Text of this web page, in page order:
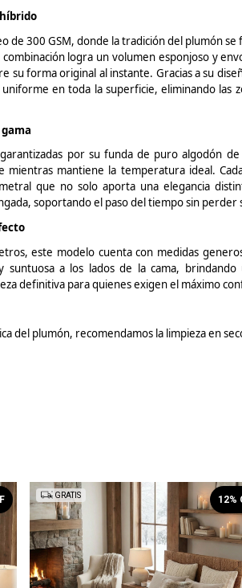
de 300 GSM, donde la tradición del plumón se
logra un volumen esponjoso y
su forma original al instante. Gracias a su
en toda la superficie, eliminando las
por su funda de puro algodón
mantiene la temperatura ideal.
que no solo aporta una elegancia
soportando el paso del tiempo sin perder
este modelo cuenta con medidas
suntuosa a los lados de la cama,
definitiva para quienes exigen el máximo
del plumón, recomendamos la limpieza en
GRATIS 12%